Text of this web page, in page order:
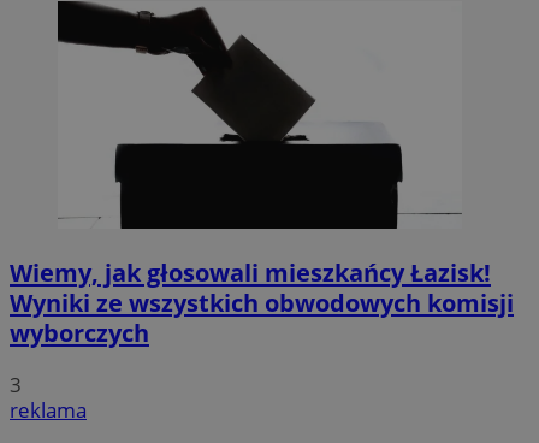
Wiemy, jak głosowali mieszkańcy Łazisk!
Wyniki ze wszystkich obwodowych komisji
wyborczych
3
reklama